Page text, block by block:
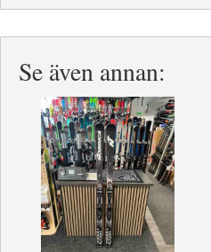
Se även annan: